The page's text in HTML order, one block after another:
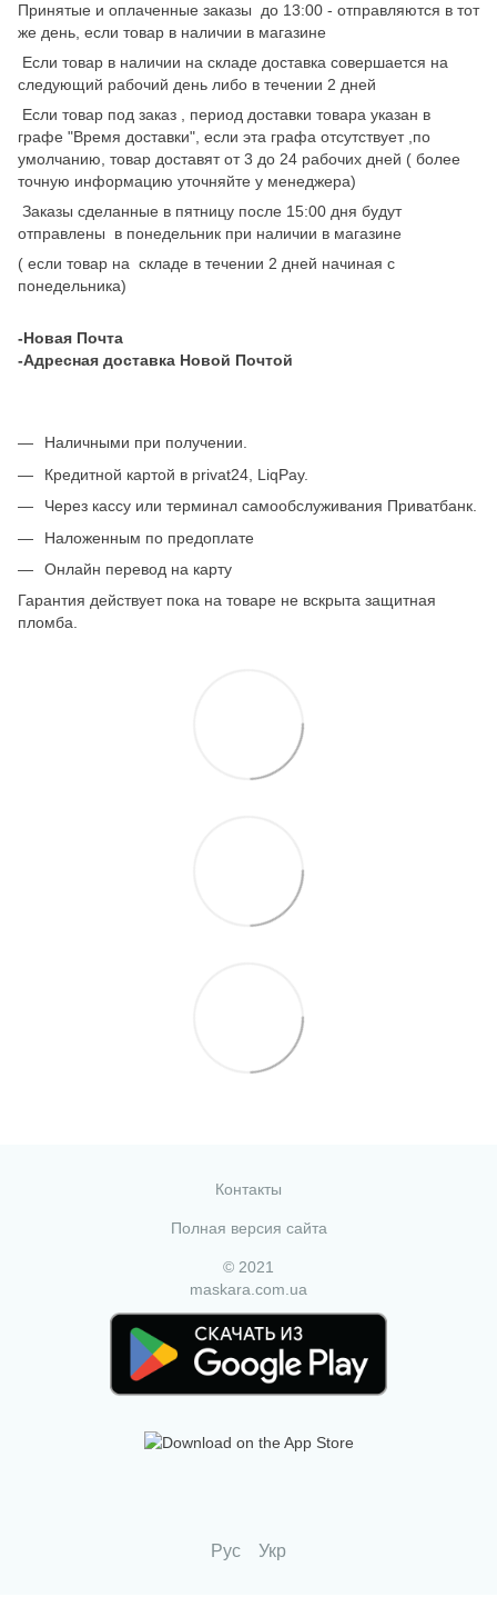
Принятые и оплаченные заказы до 13:00 - отправляются в тот
же день, если товар в наличии в магазине
Если товар в наличии на складе доставка совершается на
следующий рабочий день либо в течении 2 дней
Если товар под заказ , период доставки товара указан в
графе "Время доставки", если эта графа отсутствует ,по
умолчанию, товар доставят от 3 до 24 рабочих дней ( более
точную информацию уточняйте у менеджера)
Заказы сделанные в пятницу после 15:00 дня будут
отправлены в понедельник при наличии в магазине
( если товар на складе в течении 2 дней начиная с
понедельника)
-Новая Почта
-Адресная доставка Новой Почтой
Наличными при получении.
Кредитной картой в privat24, LiqPay.
Через кассу или терминал самообслуживания Приватбанк.
Наложенным по предоплате
Онлайн перевод на карту
Гарантия действует пока на товаре не вскрыта защитная
пломба.
Контакты
Полная версия сайта
© 2021
maskara.com.ua
Рус Укр